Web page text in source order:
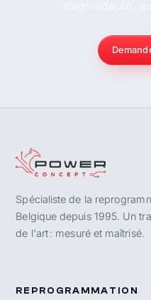
Spécialiste de la
Belgique depuis 1995. Un
de l'art : mesuré et maîtrisé.
REPROGRAMMATION